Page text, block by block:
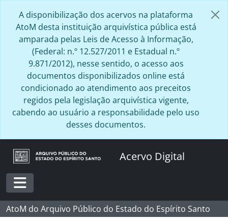
A disponibilização dos acervos na plataforma
AtoM desta instituição arquivística pública está
amparada pelas Leis de Acesso à Informação,
(Federal: n.º 12.527/2011 e Estadual n.º
9.871/2012), nesse sentido, o acesso aos
documentos disponibilizados online está
condicionado ao atendimento aos preceitos
regidos pela legislação arquivística vigente,
cabendo ao usuário a responsabilidade pelo uso
desses documentos.
Acervo Digital
Toggle navigation
AtoM do Arquivo Público do Estado do Espírito Santo